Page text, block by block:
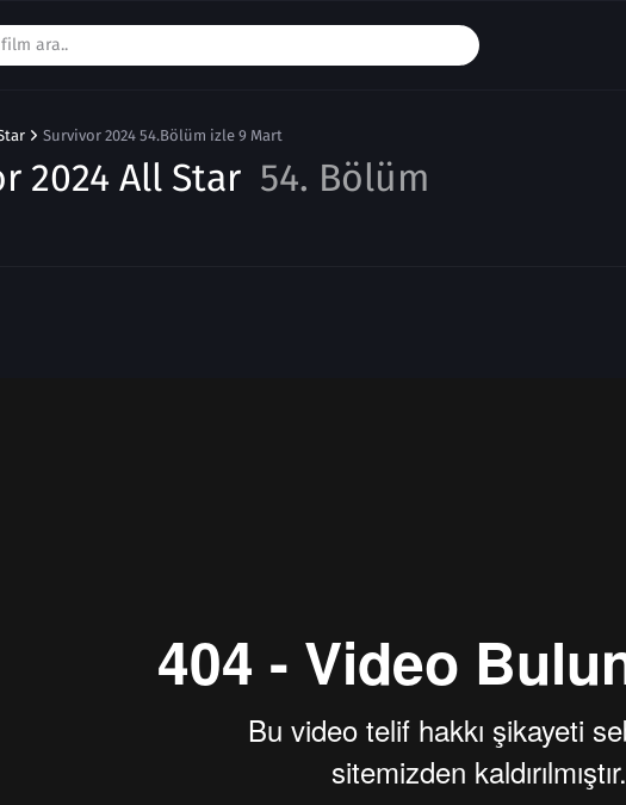
Survivor 2024 54.Bölüm izle 9 Mart
2024 All Star 54. Bölüm